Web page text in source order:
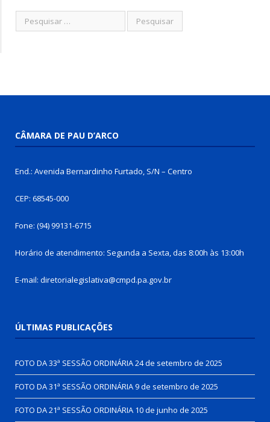
CÂMARA DE PAU D’ARCO
End.: Avenida Bernardinho Furtado, S/N – Centro
CEP: 68545-000
Fone: (94) 99131-6715
Horário de atendimento: Segunda a Sexta, das 8:00h às 13:00h
E-mail: diretorialegislativa@cmpd.pa.gov.br
ÚLTIMAS PUBLICAÇÕES
FOTO DA 33ª SESSÃO ORDINÁRIA24 de setembro de 2025
FOTO DA 31ª SESSÃO ORDINÁRIA9 de setembro de 2025
FOTO DA 21ª SESSÃO ORDINÁRIA 10 de junho de 2025